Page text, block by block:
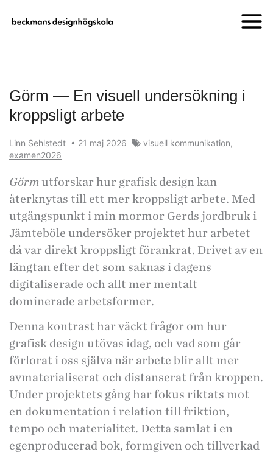
Görm — En visuell undersökning i
kroppsligt arbete
Linn Sehlstedt • 21 maj 2026 visuell kommunikation,
examen2026
Görm utforskar hur grafisk design kan
återknytas till ett mer kroppsligt arbete. Med
utgångspunkt i min mormor Gerds jordbruk i
Jämteböle undersöker projektet hur arbetet
då var direkt kroppsligt förankrat. Drivet av en
längtan efter det som saknas i dagens
digitaliserade och allt mer mentalt
dominerade arbetsformer.
Denna kontrast har väckt frågor om hur
grafisk design utövas idag, och vad som går
förlorat i oss själva när arbete blir allt mer
avmaterialiserat och distanserat från kroppen.
Under projektets gång har fokus riktats mot
en dokumentation i relation till friktion,
tempo och materialitet. Detta samlat i en
egenproducerad bok, formgiven och tillverkad